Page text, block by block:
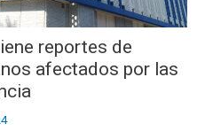
reportes de
afectados por las